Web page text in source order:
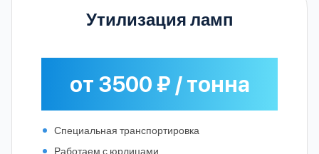
Утилизация ламп
от 3500 ₽ / тонна
Специальная транспортировка
Работаем с юрлицами